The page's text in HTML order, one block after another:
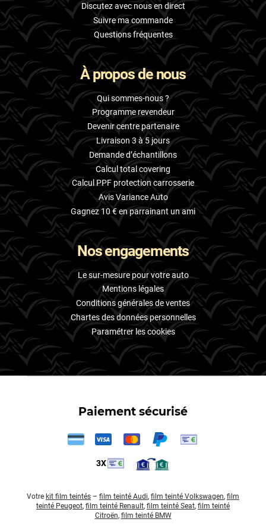
Discutez avec nous en direct
Suivre ma commande
Questions fréquentes
À propos de nous
Qui sommes-nous ?
Programme revendeur
Devenir centre partenaire
Livraison 3 à 5 jours
Demande d’échantillons
Calcul total covering
Calcul PPF protection carrosserie
Avis Variance Auto
Gagnez 10 € en parrainant un ami
Nos engagements
Le sur-mesure pour votre auto
Mentions légales
Conditions générales de ventes
Chartes des données personnelles
Paramétrer les cookies
Paiement sécurisé
3X
Votre kit film teintés – film teinté Audi, film teinté Volkswagen, film
teinté Peugeot, film teinté Renault, film teinté Seat, film teinté
Citroën, film teinté BMW